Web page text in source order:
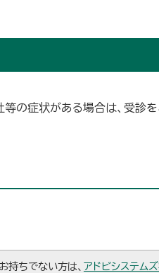
の症状がある場合は、受診
ちでない方は、 アドビシステム